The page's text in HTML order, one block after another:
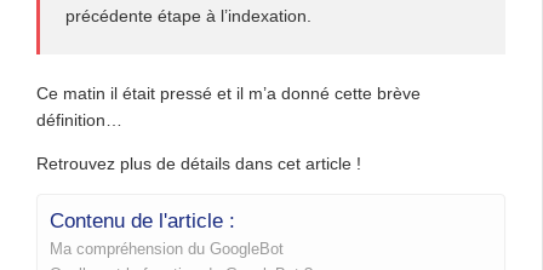
précédente étape à l’indexation.
Ce matin il était pressé et il m’a donné cette brève
définition…
Retrouvez plus de détails dans cet article !
Contenu de l'article :
Ma compréhension du GoogleBot